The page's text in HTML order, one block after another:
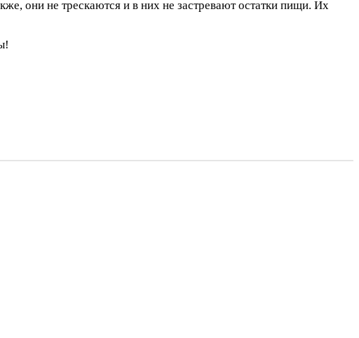
они не трескаются и в них не застревают остатки пищи. Их